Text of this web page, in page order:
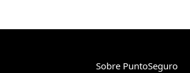
Sobre PuntoSeguro